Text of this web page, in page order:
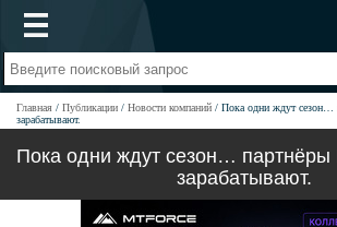
Главная Публикации Новости компаний
Пока одни ждут
зарабатывают.
Пока одни ждут сезон… партнёры
зарабатывают.